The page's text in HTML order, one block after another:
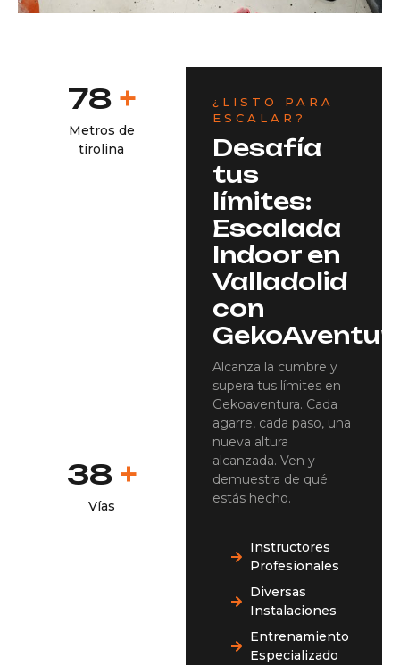
80 +
Metros de
tirolina
40 +
Vías
¿LISTO PARA
ESCALAR?
Desafía
tus
límites:
Escalada
Indoor en
Valladolid
con
Alcanza la cumbre y
supera tus límites en
Gekoaventura. Cada
agarre, cada paso, una
nueva altura
alcanzada. Ven y
demuestra de qué
estás hecho.
Instructores
Profesionales
Diversas
Instalaciones
Entrenamiento
Especializado